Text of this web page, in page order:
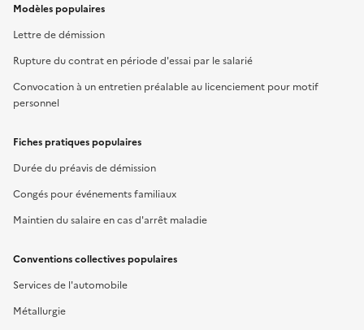
Modèles populaires
Lettre de démission
Rupture du contrat en période d'essai par le salarié
Convocation à un entretien préalable au licenciement pour motif
personnel
Fiches pratiques populaires
Durée du préavis de démission
Congés pour événements familiaux
Maintien du salaire en cas d'arrêt maladie
Conventions collectives populaires
Services de l'automobile
Métallurgie